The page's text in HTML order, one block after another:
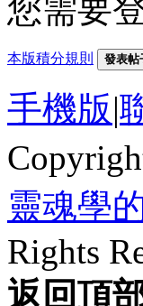
您需要
本版積分規則 發表帖
手機版|
靈魂學
Rights
返回頂